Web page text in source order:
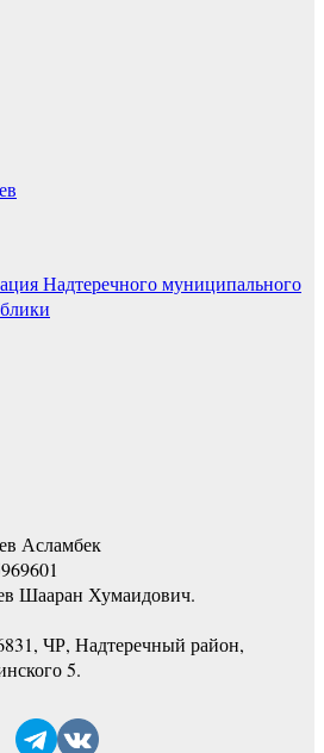
Надтеречного муниципального
Асламбек
Шааран Хумаидович.
ЧР, Надтеречный район,
5.